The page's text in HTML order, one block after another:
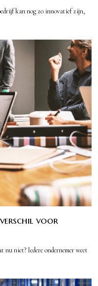
kan nog zo innovatief zijn,
verschil voor
nu niet? Iedere ondernemer weet